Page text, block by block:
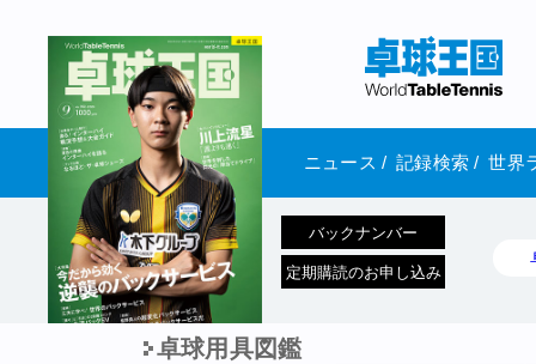
ニュース / 記録検索 / 世界
1970年1月01日 発売
バックナンバー
定期購読のお申し込み
卓球用具図鑑